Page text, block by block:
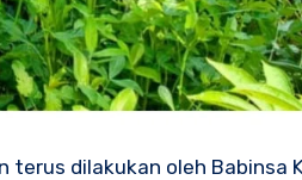
dilakukan oleh Babinsa